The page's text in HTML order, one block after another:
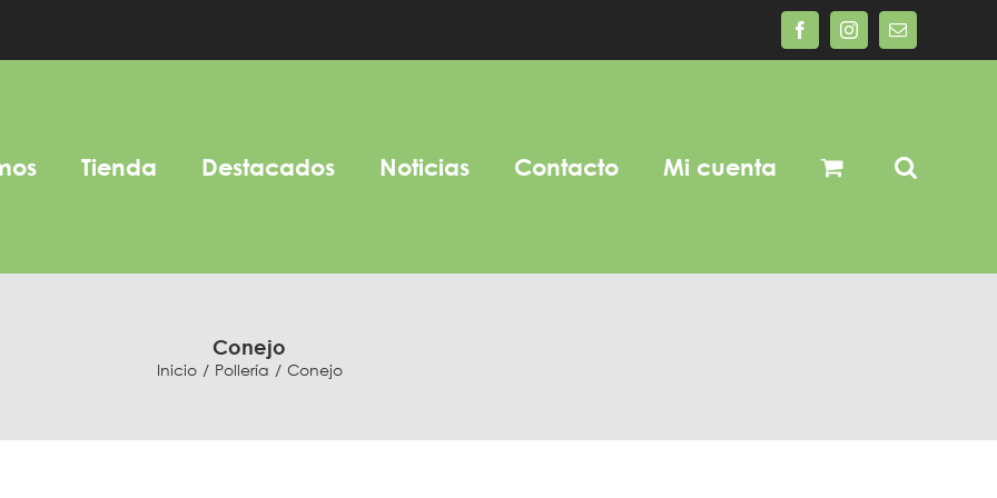
FacebookInstagramCorreo
electrónico
Tienda Destacados Noticias Contacto Mi cuenta
Conejo
Inicio Pollería Conejo